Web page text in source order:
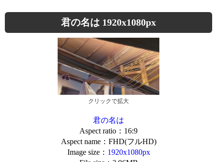
君の名は 1920x1080px
クリックで拡大
君の名は
Aspect ratio：16:9
Aspect name：FHD(フルHD)
Image size： 1920x1080px